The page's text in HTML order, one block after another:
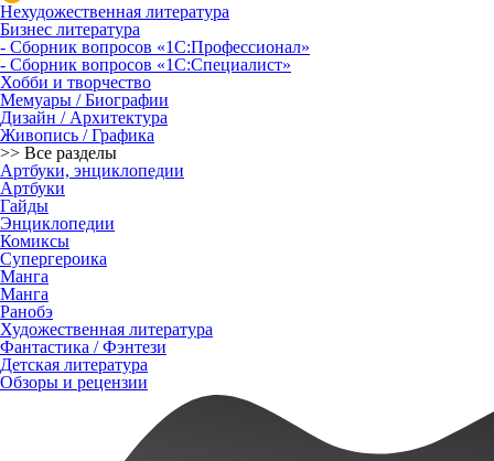
Нехудожественная литература
Бизнес литература
- Сборник вопросов «1С:Профессионал»
- Сборник вопросов «1С:Специалист»
Хобби и творчество
Мемуары / Биографии
Дизайн / Архитектура
Живопись / Графика
>> Все разделы
Артбуки, энциклопедии
Артбуки
Гайды
Энциклопедии
Комиксы
Супергероика
Манга
Манга
Ранобэ
Художественная литература
Фантастика / Фэнтези
Детская литература
Обзоры и рецензии